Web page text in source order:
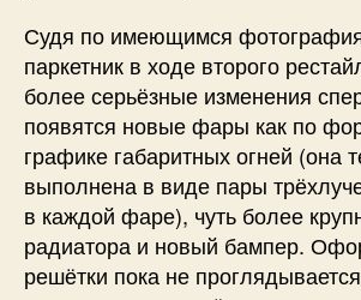
Судя по имеющимся
паркетник в ходе второго
более серьёзные изменения
появятся новые фары как по
графике габаритных огней (она
выполнена в виде пары
в каждой фаре), чуть более
радиатора и новый бампер.
решётки пока не